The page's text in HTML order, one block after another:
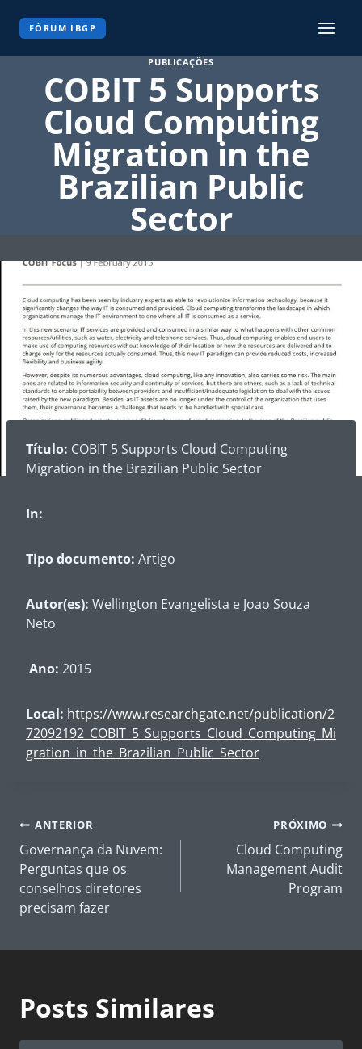
FÓRUM IBGP
PUBLICAÇÕES
COBIT 5 Supports
Cloud Computing
Migration in the
Brazilian Public
Sector
Título: COBIT 5 Supports Cloud Computing
Migration in the Brazilian Public Sector
In:
Tipo documento: Artigo
Autor(es): Wellington Evangelista e Joao Souza
Neto
Ano: 2015
Local: https://www.researchgate.net/publication/2
72092192_COBIT_5_Supports_Cloud_Computing_Mi
gration_in_the_Brazilian_Public_Sector
Navegação
de
Post
ANTERIOR
Governança da Nuvem:
Perguntas que os
conselhos diretores
precisam fazer
PRÓXIMO
Cloud Computing
Management Audit
Program
Posts Similares